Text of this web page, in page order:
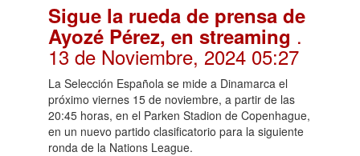
Sigue la rueda de prensa de
Ayozé Pérez, en streaming .
13 de Noviembre, 2024 05:27
La Selección Española se mide a Dinamarca el
próximo viernes 15 de noviembre, a partir de las
20:45 horas, en el Parken Stadion de Copenhague,
en un nuevo partido clasificatorio para la siguiente
ronda de la Nations League.